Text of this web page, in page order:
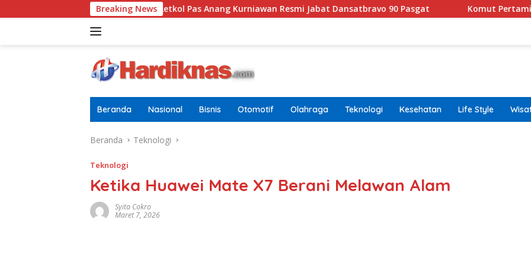
ke
Breaking News
Letkol Pas Anang Kurniawan Resmi Jabat Dansatbravo 90 Pasgat Komut Pertamina Tegaskan
Beranda Nasional Bisnis Otomotif Olahraga Teknologi Kesehatan Life Style
Beranda Teknologi
Teknologi
Ketika Huawei Mate X7 Berani Melawan Alam
Syita Cokro
Maret 7, 2026